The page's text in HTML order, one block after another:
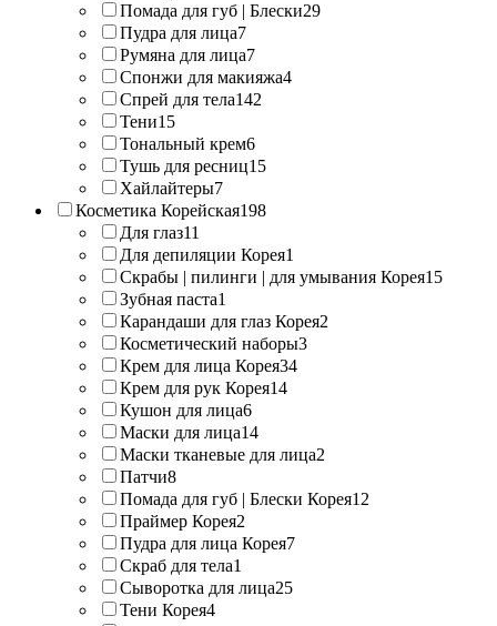
Помада для губ | Блески29
Пудра для лица7
Румяна для лица7
Спонжи для макияжа4
Спрей для тела142
Тени15
Тональный крем6
Тушь для ресниц15
Хайлайтеры7
Косметика Корейская198
Для глаз11
Для депиляции Корея1
Скрабы | пилинги | для умывания Корея15
Зубная паста1
Карандаши для глаз Корея2
Косметический наборы3
Крем для лица Корея34
Крем для рук Корея14
Кушон для лица6
Маски для лица14
Маски тканевые для лица2
Патчи8
Помада для губ | Блески Корея12
Праймер Корея2
Пудра для лица Корея7
Скраб для тела1
Сыворотка для лица25
Тени Корея4